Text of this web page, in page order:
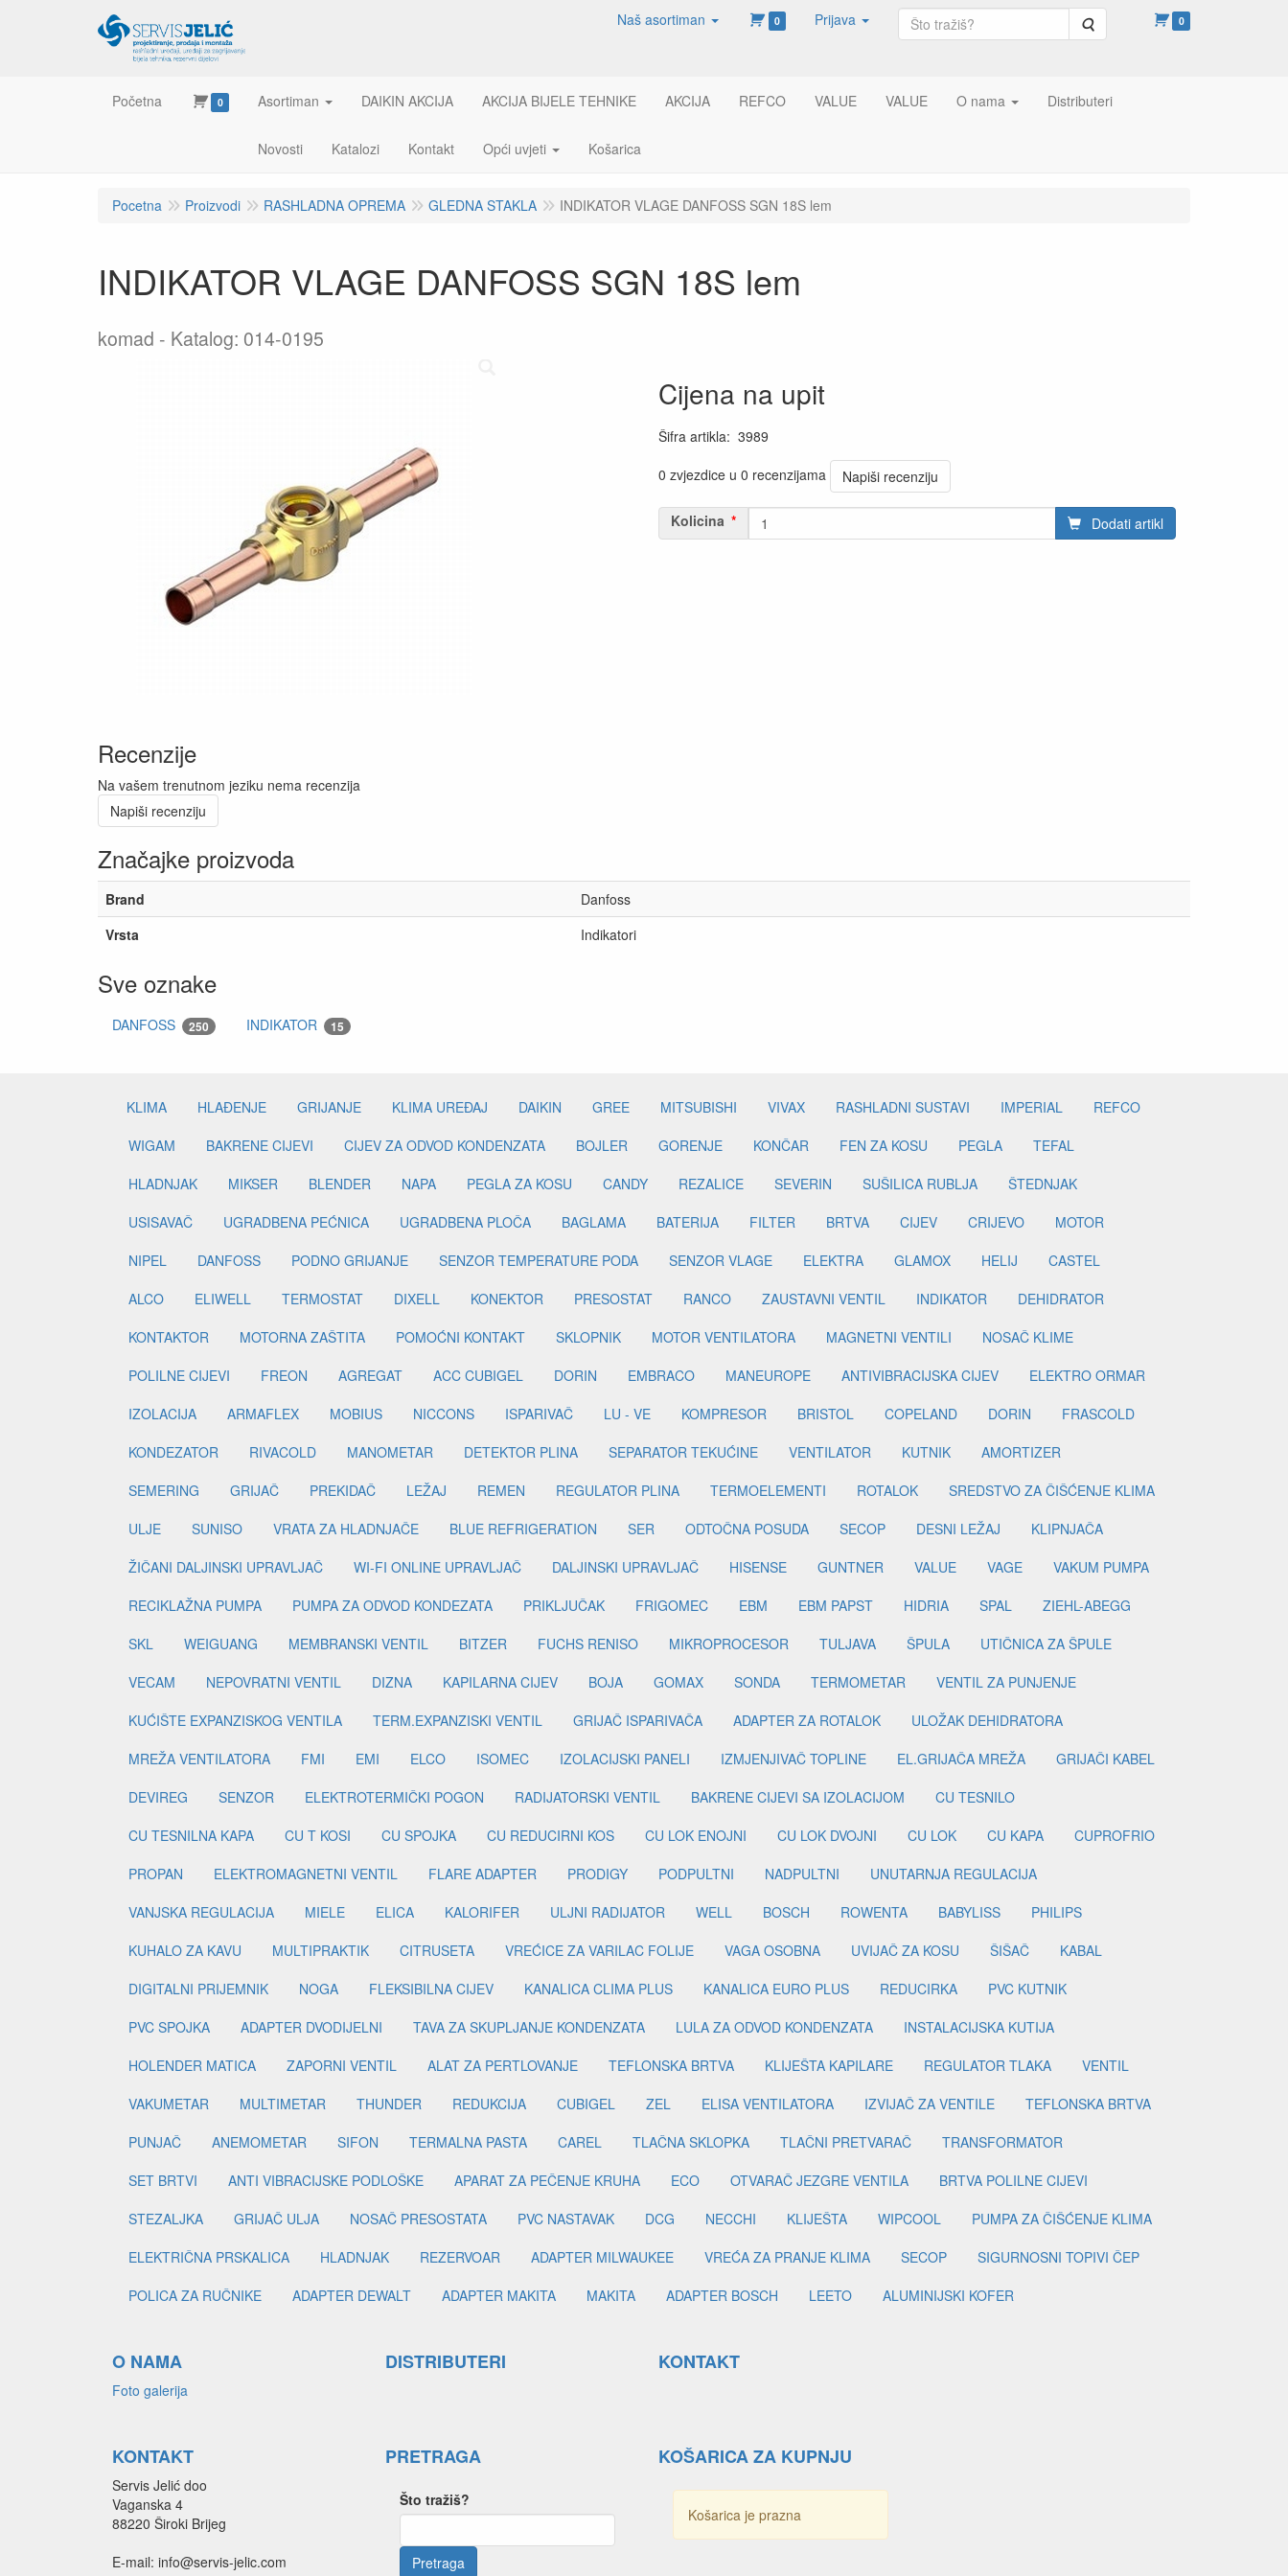
Naš asortiman 0 Prijava Pretraga 0
Početna 0 Asortiman DAIKIN AKCIJA AKCIJA BIJELE TEHNIKE AKCIJA REFCO VALUE VALUE O nama Distributeri
Novosti Katalozi Kontakt Opći uvjeti Košarica
Pocetna Proizvodi RASHLADNA OPREMA GLEDNA STAKLA INDIKATOR VLAGE DANFOSS SGN 18S lem
INDIKATOR VLAGE DANFOSS SGN 18S lem
komad Katalog: 014-0195
Cijena na upit
Šifra artikla: 3989
0 zvjezdice u 0 recenzijama
Napiši recenziju
Kolicina Dodati artikl
Recenzije
Na vašem trenutnom jeziku nema recenzija
Napiši recenziju
Značajke proizvoda
Brand
Danfoss
Vrsta
Indikatori
Sve oznake
DANFOSS 250 INDIKATOR 15
KLIMA HLAĐENJE GRIJANJE KLIMA UREĐAJ DAIKIN GREE MITSUBISHI VIVAX RASHLADNI SUSTAVI IMPERIAL
REFCO
WIGAM
BAKRENE CIJEVI CIJEV ZA ODVOD KONDENZATA BOJLER GORENJE KONČAR FEN ZA KOSU PEGLA
TEFAL
HLADNJAK
MIKSER BLENDER NAPA PEGLA ZA KOSU CANDY REZALICE SEVERIN SUŠILICA RUBLJA
ŠTEDNJAK
USISAVAČ
UGRADBENA PEĆNICA UGRADBENA PLOČA BAGLAMA BATERIJA FILTER BRTVA CIJEV CRIJEVO
MOTOR
NIPEL
DANFOSS PODNO GRIJANJE SENZOR TEMPERATURE PODA SENZOR VLAGE ELEKTRA GLAMOX HELIJ
CASTEL
ALCO
ELIWELL TERMOSTAT DIXELL KONEKTOR PRESOSTAT RANCO ZAUSTAVNI VENTIL INDIKATOR
DEHIDRATOR
KONTAKTOR
MOTORNA ZAŠTITA POMOĆNI KONTAKT SKLOPNIK MOTOR VENTILATORA MAGNETNI VENTILI
NOSAČ KLIME
POLILNE CIJEVI
FREON AGREGAT ACC CUBIGEL DORIN EMBRACO MANEUROPE ANTIVIBRACIJSKA CIJEV
ELEKTRO ORMAR
IZOLACIJA
ARMAFLEX MOBIUS NICCONS ISPARIVAČ LU - VE KOMPRESOR BRISTOL COPELAND DORIN
FRASCOLD
KONDEZATOR
RIVACOLD MANOMETAR DETEKTOR PLINA SEPARATOR TEKUĆINE VENTILATOR KUTNIK
AMORTIZER
SEMERING
GRIJAČ PREKIDAČ LEŽAJ REMEN REGULATOR PLINA TERMOELEMENTI ROTALOK
SREDSTVO ZA ČIŠĆENJE KLIMA
ULJE
SUNISO VRATA ZA HLADNJAČE BLUE REFRIGERATION SER ODTOČNA POSUDA SECOP DESNI LEŽAJ
KLIPNJAČA
ŽIČANI DALJINSKI UPRAVLJAČ
WI-FI ONLINE UPRAVLJAČ DALJINSKI UPRAVLJAČ HISENSE GUNTNER VALUE VAGE
VAKUM PUMPA
RECIKLAŽNA PUMPA
PUMPA ZA ODVOD KONDEZATA PRIKLJUČAK FRIGOMEC EBM EBM PAPST HIDRIA SPAL
ZIEHL-ABEGG
SKL
WEIGUANG MEMBRANSKI VENTIL BITZER FUCHS RENISO MIKROPROCESOR TULJAVA ŠPULA
UTIČNICA ZA ŠPULE
VECAM
NEPOVRATNI VENTIL DIZNA KAPILARNA CIJEV BOJA GOMAX SONDA TERMOMETAR
VENTIL ZA PUNJENJE
KUĆIŠTE EXPANZISKOG VENTILA
TERM.EXPANZISKI VENTIL GRIJAČ ISPARIVAČA ADAPTER ZA ROTALOK
ULOŽAK DEHIDRATORA
MREŽA VENTILATORA
FMI EMI ELCO ISOMEC IZOLACIJSKI PANELI IZMJENJIVAČ TOPLINE EL.GRIJAČA MREŽA
GRIJAČI KABEL
DEVIREG
SENZOR ELEKTROTERMIČKI POGON RADIJATORSKI VENTIL BAKRENE CIJEVI SA IZOLACIJOM
CU TESNILO
CU TESNILNA KAPA
CU T KOSI CU SPOJKA CU REDUCIRNI KOS CU LOK ENOJNI CU LOK DVOJNI CU LOK CU KAPA
CUPROFRIO
PROPAN
ELEKTROMAGNETNI VENTIL FLARE ADAPTER PRODIGY PODPULTNI NADPULTNI
UNUTARNJA REGULACIJA
VANJSKA REGULACIJA
MIELE ELICA KALORIFER ULJNI RADIJATOR WELL BOSCH ROWENTA BABYLISS
PHILIPS
KUHALO ZA KAVU
MULTIPRAKTIK CITRUSETA VREĆICE ZA VARILAC FOLIJE VAGA OSOBNA UVIJAČ ZA KOSU ŠIŠAČ
KABAL
DIGITALNI PRIJEMNIK
NOGA FLEKSIBILNA CIJEV KANALICA CLIMA PLUS KANALICA EURO PLUS REDUCIRKA
PVC KUTNIK
PVC SPOJKA
ADAPTER DVODIJELNI TAVA ZA SKUPLJANJE KONDENZATA LULA ZA ODVOD KONDENZATA
INSTALACIJSKA KUTIJA
HOLENDER MATICA
ZAPORNI VENTIL ALAT ZA PERTLOVANJE TEFLONSKA BRTVA KLIJEŠTA KAPILARE REGULATOR TLAKA
VENTIL
VAKUMETAR
MULTIMETAR THUNDER REDUKCIJA CUBIGEL ZEL ELISA VENTILATORA IZVIJAČ ZA VENTILE
TEFLONSKA BRTVA
PUNJAČ
ANEMOMETAR SIFON TERMALNA PASTA CAREL TLAČNA SKLOPKA TLAČNI PRETVARAČ
TRANSFORMATOR
SET BRTVI
ANTI VIBRACIJSKE PODLOŠKE APARAT ZA PEČENJE KRUHA ECO OTVARAČ JEZGRE VENTILA
BRTVA POLILNE CIJEVI
STEZALJKA
GRIJAČ ULJA NOSAČ PRESOSTATA PVC NASTAVAK DCG NECCHI KLIJEŠTA WIPCOOL
PUMPA ZA ČIŠĆENJE KLIMA
ELEKTRIČNA PRSKALICA
HLADNJAK REZERVOAR ADAPTER MILWAUKEE VREĆA ZA PRANJE KLIMA SECOP
SIGURNOSNI TOPIVI ČEP
POLICA ZA RUČNIKE
ADAPTER DEWALT ADAPTER MAKITA MAKITA ADAPTER BOSCH LEETO ALUMINIJSKI KOFER
O NAMA
Foto galerija
DISTRIBUTERI KONTAKT
KONTAKT
Servis Jelić doo
Vaganska 4
88220 Široki Brijeg
E-mail: info@servis-jelic.com
PRETRAGA
Što tražiš?
KOŠARICA ZA KUPNJU
Košarica je prazna